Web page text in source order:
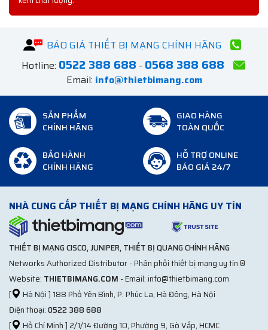
BÁO GIÁ THIẾT BỊ MẠNG CHÍNH HÃNG
Hotline: 0522 388 688 - 0568 388 688
Email: info@thietbimang.com
SẢN PHẨM
CHÍNH HÃNG
GIAO HÀNG
TOÀN QUỐC
BẢO HÀNH
CHÍNH HÃNG
HỖ TRỢ ONLINE
BÁO GIÁ 24/7
NHÀ CUNG CẤP THIẾT BỊ MẠNG CHÍNH HÃNG UY TÍN
THIẾT BỊ MẠNG CISCO, JUNIPER, THIẾT BỊ QUANG CHÍNH HÃNG
Networks Authorized Distributor - Phân phối thiết bị mạng uy tín ®
Website: THIETBIMANG.COM - Email: info@thietbimang.com
[
Hà Nội ] 188 Phố Yên Bình, P. Phúc La, Hà Đông, Hà Nội
Điện thoại:0522 388 688
[
Hồ Chí Minh ] 2/1/14 Đường 10, Phường 9, Gò Vấp, HCMC